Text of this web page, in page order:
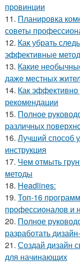
провинции
11. Планировка
советы
12. Как убрать
эффективные
13. Какие
даже местных
14. Как эффективно
рекомендации
15. Полное
различных
16. Лучший способ
инструкция
17. Чем отмыть
методы
18. Headlines:
19. Топ-16
профессионалов и
20. Полное
разработать
21. Создай дизайн
для начинающих